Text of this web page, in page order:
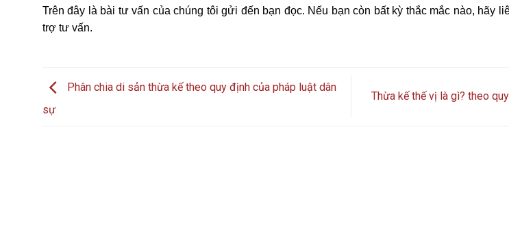
Trên đây là bài tư vấn của chúng tôi gửi đến bạn đọc. Nếu bạn còn bất kỳ thắc mắc nào, hãy
trợ tư vấn.
Phân chia di sản thừa kế theo quy định của pháp luật dân
sự
Thừa kế thế vị là gì? theo